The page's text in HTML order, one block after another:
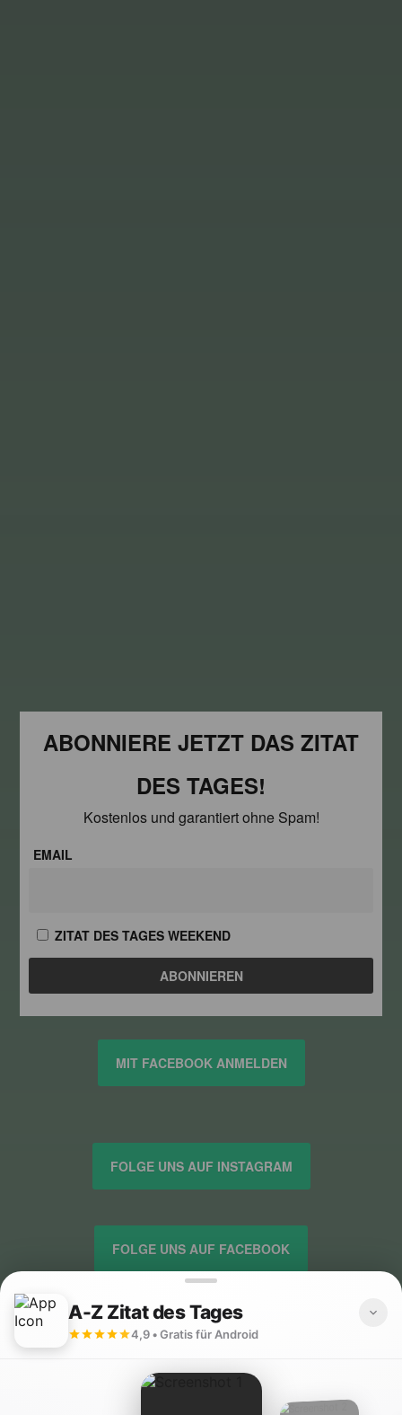
ABONNIERE JETZT DAS ZITAT
DES TAGES!
Kostenlos und garantiert ohne Spam!
EMAIL
ZITAT DES TAGES WEEKEND
MIT FACEBOOK ANMELDEN
FOLGE UNS AUF INSTAGRAM
FOLGE UNS AUF FACEBOOK
FOLGE UNS AUF TWITTER